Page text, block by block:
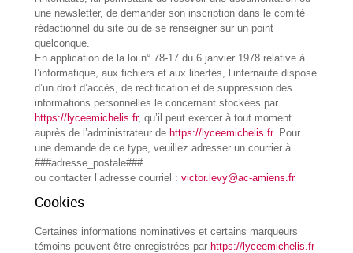
une newsletter, de demander son inscription dans le comité
rédactionnel du site ou de se renseigner sur un point
quelconque.
En application de la loi n° 78-17 du 6 janvier 1978 relative à
l’informatique, aux fichiers et aux libertés, l’internaute dispose
d’un droit d’accès, de rectification et de suppression des
informations personnelles le concernant stockées par
https://lyceemichelis.fr, qu’il peut exercer à tout moment
auprès de l’administrateur de https://lyceemichelis.fr. Pour
une demande de ce type, veuillez adresser un courrier à
###adresse_postale###
ou contacter l’adresse courriel : victor.levy@ac-amiens.fr
Cookies
Certaines informations nominatives et certains marqueurs
témoins peuvent être enregistrées par https://lyceemichelis.fr